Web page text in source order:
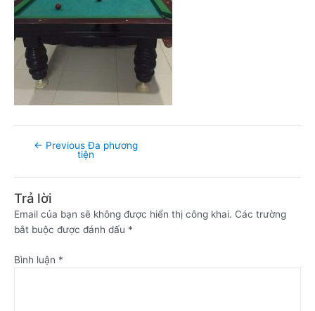
← Previous Đa phương
tiện
Trả lời
Email của bạn sẽ không được hiển thị công khai. Các trường
bắt buộc được đánh dấu *
Bình luận *